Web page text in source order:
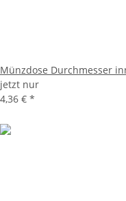
Münzdose Durchmesser
jetzt nur
4,36 € *